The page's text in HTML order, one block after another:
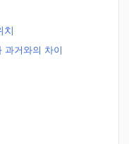
치
과거와의 차이